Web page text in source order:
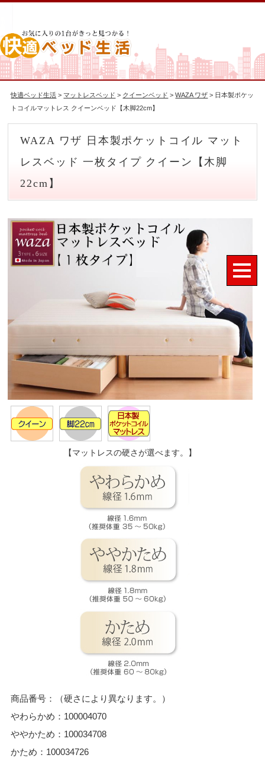
快適ベッド生活 > マットレスベッド > クイーンベッド >WAZA ワザ > 日本製ポケッ
トコイルマットレス クイーンベッド【木脚22cm】
WAZA ワザ 日本製ポケットコイル マット
レスベッド 一枚タイプ クイーン【木脚
22cm】
【マットレスの硬さが選べます。】
商品番号：（硬さにより異なります。）
やわらかめ：100004070
ややかため：100034708
かため：100034726